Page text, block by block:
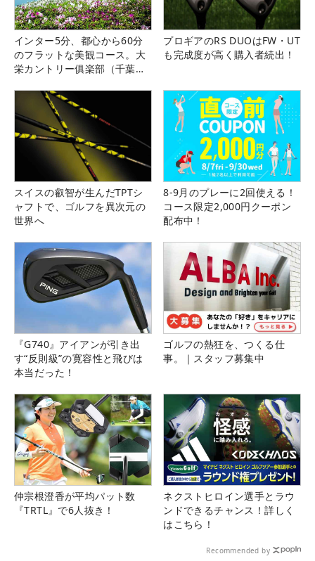
インター5分、都心から60分
のフラットな美観コース。大
栄カントリー俱楽部（千葉
プロギアのRS DUOはFW・UT
も完成度が高く購入者続出！
スイスの叡智が生んだTPTシ
ャフトで、ゴルフを異次元の
世界へ
8-9月のプレーに2回使える！
コース限定2,000円クーポン
配布中！
『G740』アイアンが引き出
す“反則級”の寛容性と飛びは
本当だった！
ゴルフの熱狂を、つくる仕
事。｜スタッフ募集中
仲宗根澄香が平均パット数
『TRTL』で6人抜き！
ネクストヒロイン選手とラウ
ンドできるチャンス！詳しく
はこちら！
Recommended by